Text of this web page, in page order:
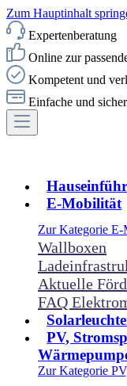
Zum Hauptinhalt
Expertenberatung
Online zur
Kompetent und
Einfache und
E-Mobilität
Zur Kategorie
Wallboxen
Aktuelle
FAQ
PV,
Zur Kategorie